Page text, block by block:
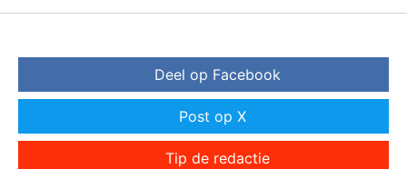
Deel op Facebook
Post op X
Tip de redactie